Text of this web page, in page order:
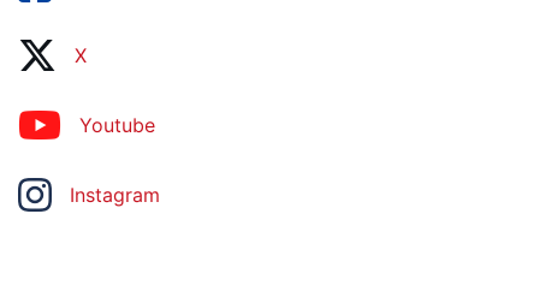
X
Youtube
Instagram